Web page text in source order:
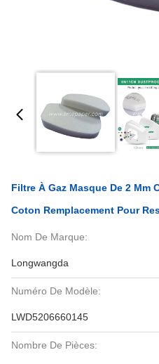
Filtre À Gaz Masque De 2 Mm
Coton Remplacement Pour
Nom De Marque:
Longwangda
Numéro De Modèle:
LWD5206660145
Nombre De Pièces: